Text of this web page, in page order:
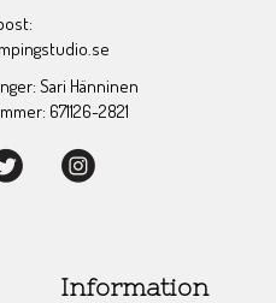
Sari Hänninen
671126-2821
Information